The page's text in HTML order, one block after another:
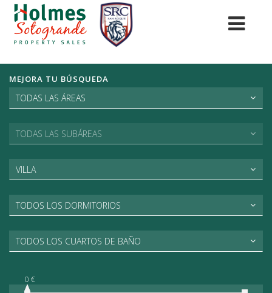
MEJORA TU BÚSQUEDA
TODAS LAS ÁREAS
TODAS LAS SUBÁREAS
0 €
VILLA
TODOS LOS DORMITORIOS
TODOS LOS CUARTOS DE BAÑO